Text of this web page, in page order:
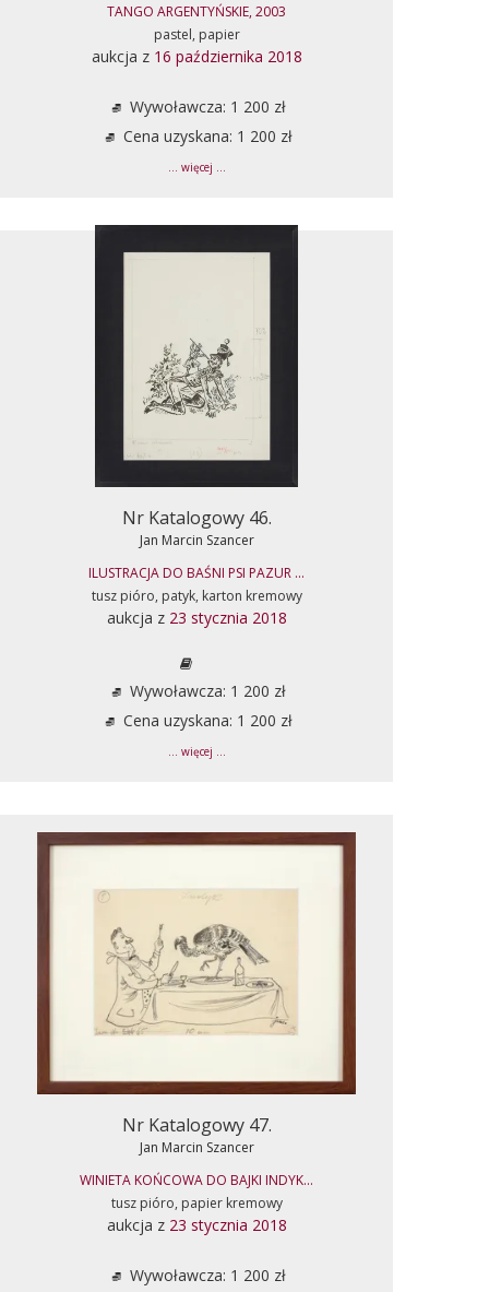
TANGO ARGENTYŃSKIE, 2003
pastel, papier
aukcja z 16 października 2018
Wywoławcza: 1 200 zł
Cena uzyskana: 1 200 zł
... więcej ...
Nr Katalogowy 46.
Jan Marcin Szancer
ILUSTRACJA DO BAŚNI PSI PAZUR ...
tusz pióro, patyk, karton kremowy
aukcja z 23 stycznia 2018
Wywoławcza: 1 200 zł
Cena uzyskana: 1 200 zł
... więcej ...
Nr Katalogowy 47.
Jan Marcin Szancer
WINIETA KOŃCOWA DO BAJKI INDYK...
tusz pióro, papier kremowy
aukcja z 23 stycznia 2018
Wywoławcza: 1 200 zł